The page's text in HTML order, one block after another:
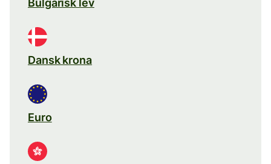
Bulgarisk lev
Dansk krona
Euro